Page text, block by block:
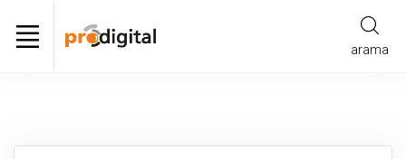
arama